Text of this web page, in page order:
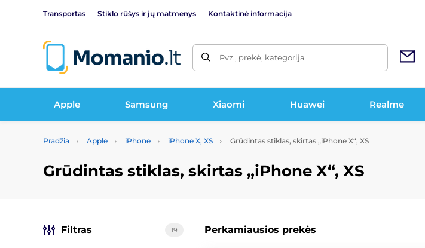
Transportas Stiklo rūšys ir jų matmenys Kontaktinė informacija
Pvz., prekė, kategorija
Apple Samsung Xiaomi Huawei Realme
Pradžia Apple iPhone iPhone X, XS Grūdintas stiklas, skirtas „iPhone X“, XS
Grūdintas stiklas, skirtas „iPhone X“, XS
Perkamiausios prekės
Filtras 19